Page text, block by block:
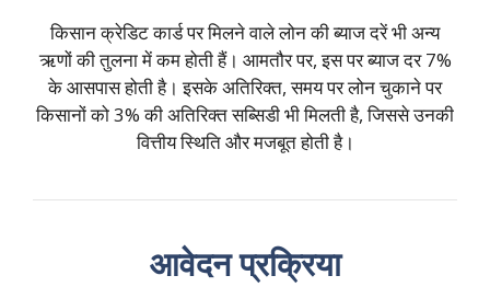
किसान क्रेडिट कार्ड पर मिलने वाले लोन की ब्याज दरें भी अन्य
ऋणों की तुलना में कम होती हैं। आमतौर पर, इस पर ब्याज दर 7%
के आसपास होती है। इसके अतिरिक्त, समय पर लोन चुकाने पर
किसानों को 3% की अतिरिक्त सब्सिडी भी मिलती है, जिससे उनकी
वित्तीय स्थिति और मजबूत होती है।
आवेदन प्रक्रिया